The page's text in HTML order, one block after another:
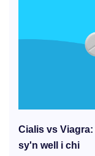
Cialis vs
sy'n well i chi